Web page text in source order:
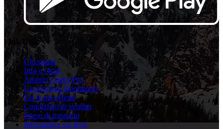
Link Utili
Chi siamo
Info e Orari
Atomic Center Pro
Lavorazioni laboratorio
Fai la tua offerta
Condizioni di vendita
Spese di trasporto
Informativa sui Resi